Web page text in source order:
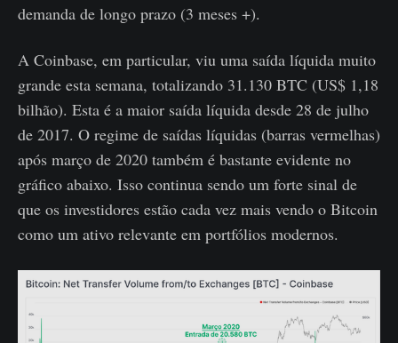
demanda de longo prazo (3 meses +).
A Coinbase, em particular, viu uma saída líquida muito
grande esta semana, totalizando 31.130 BTC (US$ 1,18
bilhão). Esta é a maior saída líquida desde 28 de julho
de 2017. O regime de saídas líquidas (barras vermelhas)
após março de 2020 também é bastante evidente no
gráfico abaixo. Isso continua sendo um forte sinal de
que os investidores estão cada vez mais vendo o Bitcoin
como um ativo relevante em portfólios modernos.